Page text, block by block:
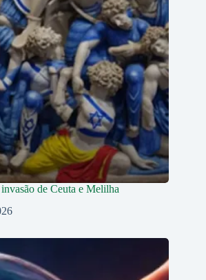
de Ceuta e Melilha